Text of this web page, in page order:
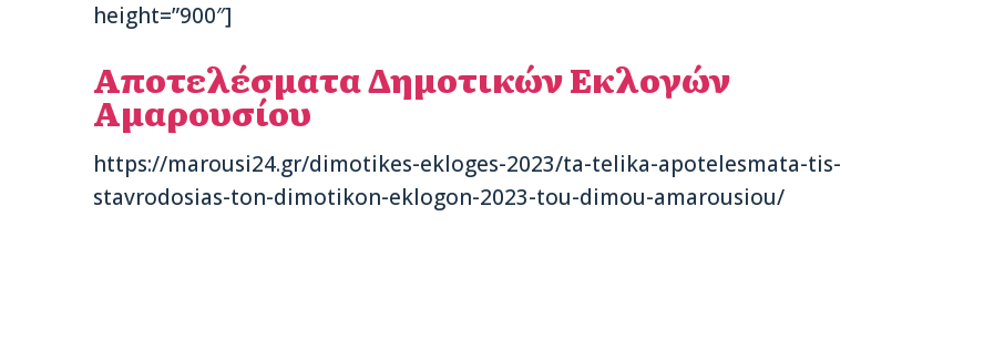
height=”900″]
Αποτελέσματα Δημοτικών Εκλογών
Αμαρουσίου
https://marousi24.gr/dimotikes-ekloges-2023/ta-telika-apotelesmata-tis-
stavrodosias-ton-dimotikon-eklogon-2023-tou-dimou-amarousiou/